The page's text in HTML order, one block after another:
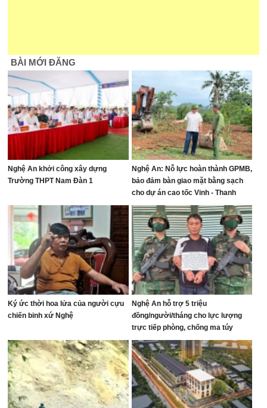
BÀI MỚI ĐĂNG
Nghệ An khởi công xây dựng
Trường THPT Nam Đàn 1
Nghệ An: Nỗ lực hoàn thành GPMB,
bảo đảm bàn giao mặt bằng sạch
cho dự án cao tốc Vinh - Thanh
Thủy
Ký ức thời hoa lửa của người cựu
chiến binh xứ Nghệ
Nghệ An hỗ trợ 5 triệu
đồng/người/tháng cho lực lượng
trực tiếp phòng, chống ma túy